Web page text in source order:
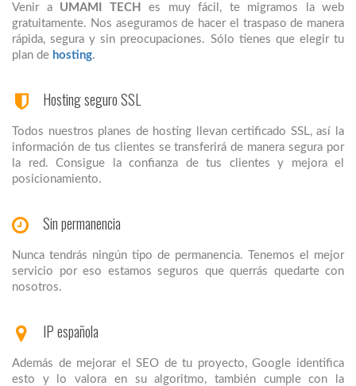
Venir a UMAMI TECH
es muy fácil, te migramos la web
gratuitamente. Nos aseguramos de hacer el traspaso de manera
rápida, segura y sin preocupaciones. Sólo tienes que elegir tu
plan de hosting.
Hosting seguro SSL
Todos nuestros planes de hosting llevan certificado SSL, así la
información de tus clientes se transferirá de manera segura por
la red. Consigue la confianza de tus clientes y mejora el
posicionamiento.
Sin permanencia
Nunca tendrás ningún tipo de permanencia. Tenemos el mejor
servicio por eso estamos seguros que querrás quedarte con
nosotros.
IP española
Además de mejorar el SEO de tu proyecto, Google identifica
esto y lo valora en su algoritmo, también cumple con la